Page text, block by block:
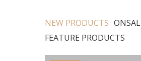
NEW PRODUCTS
FEATURE PRODUCTS